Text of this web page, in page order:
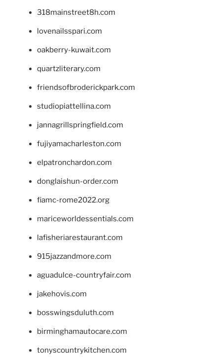
318mainstreet8h.com
lovenailsspari.com
oakberry-kuwait.com
quartzliterary.com
friendsofbroderickpark.com
studiopiattellina.com
jannagrillspringfield.com
fujiyamacharleston.com
elpatronchardon.com
donglaishun-order.com
fiamc-rome2022.org
mariceworldessentials.com
lafisheriarestaurant.com
915jazzandmore.com
aguadulce-countryfair.com
jakehovis.com
bosswingsduluth.com
birminghamautocare.com
tonyscountrykitchen.com